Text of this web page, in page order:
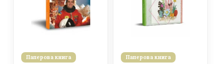
Паперова книга Паперова книга